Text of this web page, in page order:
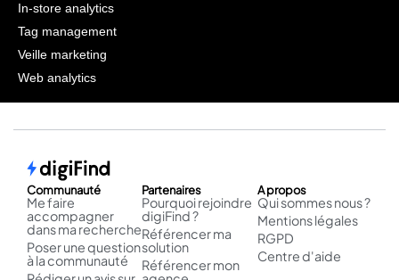
In-store analytics
Tag management
Veille marketing
Web analytics
Communauté
Me faire
accompagner
dans ma recherche
Poser une question
à la communauté
Partenaires
Pourquoi rejoindre
digiFind ?
Référencer ma
solution
Référencer mon
A propos
Qui sommes nous ?
Mentions légales
RGPD
Centre d'aide